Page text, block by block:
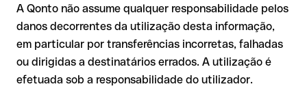
por escrito, especialmente em novas relações comerciais ou
com montantes elevados. A existência de uma conta só pode
através de uma transferência de teste.
recuperação é consideravelmente mais complexa e implica
comissões adicionais.
Recomendação
: verifique cada IBAN antes de efetuar uma
transferência com o nosso IBAN Checker gratuito e, em caso
de dúvida, confirme-o diretamente com o destinatário. Esta
A Qonto não assume qualquer responsabilidade pelos
danos decorrentes da utilização desta informação,
em particular por transferências incorretas, falhadas
ou dirigidas a destinatários errados. A utilização é
efetuada sob a responsabilidade do utilizador.